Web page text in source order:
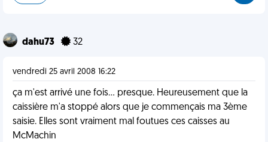
dahu73 32
vendredi 25 avril 2008 16:22
ça m'est arrivé une fois... presque. Heureusement que la
caissière m'a stoppé alors que je commençais ma 3ème
saisie. Elles sont vraiment mal foutues ces caisses au
McMachin